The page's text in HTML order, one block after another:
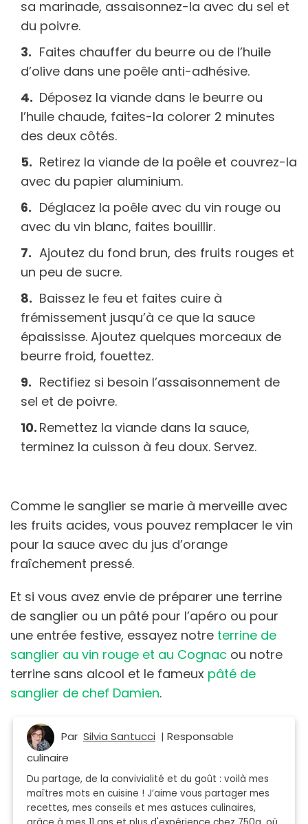
sa marinade, assaisonnez-la avec du sel et
du poivre.
Faites chauffer du beurre ou de l’huile
d’olive dans une poêle anti-adhésive.
Déposez la viande dans le beurre ou
l’huile chaude, faites-la colorer 2 minutes
des deux côtés.
Retirez la viande de la poêle et couvrez-la
avec du papier aluminium.
Déglacez la poêle avec du vin rouge ou
avec du vin blanc, faites bouillir.
Ajoutez du fond brun, des fruits rouges et
un peu de sucre.
Baissez le feu et faites cuire à
frémissement jusqu’à ce que la sauce
épaississe. Ajoutez quelques morceaux de
beurre froid, fouettez.
Rectifiez si besoin l’assaisonnement de
sel et de poivre.
Remettez la viande dans la sauce,
terminez la cuisson à feu doux. Servez.
Comme le sanglier se marie à merveille avec
les fruits acides, vous pouvez remplacer le vin
pour la sauce avec du jus d’orange
fraîchement pressé.
Et si vous avez envie de préparer une terrine
de sanglier ou un pâté pour l’apéro ou pour
une entrée festive, essayez notre terrine de
sanglier au vin rouge et au Cognac ou notre
terrine sans alcool et le fameux pâté de
sanglier de chef Damien.
Par Silvia Santucci | Responsable
culinaire
Du partage, de la convivialité et du goût : voilà mes
maîtres mots en cuisine ! J’aime vous partager mes
recettes, mes conseils et mes astuces culinaires,